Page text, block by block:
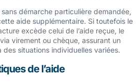
sans démarche particulière demandée,
aide supplémentaire. Si toutefois le
excède celui de l’aide reçue, le
virement ou chèque, assurant un
situations individuelles variées.
de l’aide